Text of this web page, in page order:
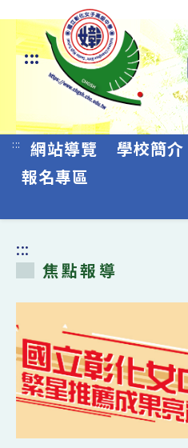
跳
要
:::
::: 網站導覽 學校簡介
報名專區
:::
焦點報導